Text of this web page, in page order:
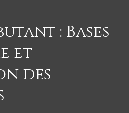
: Bases
et
des